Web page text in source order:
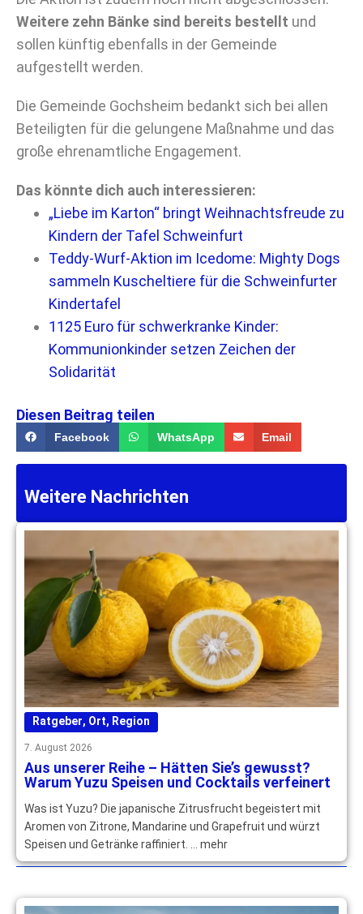
Weitere zehn Bänke sind bereits bestellt und
sollen künftig ebenfalls in der Gemeinde
aufgestellt werden.
Die Gemeinde Gochsheim bedankt sich bei allen
Beteiligten für die gelungene Maßnahme und das
große ehrenamtliche Engagement.
Das könnte dich auch interessieren:
„Liebe im Karton“ bringt Weihnachtsfreude zu
Kindern der Tafel Schweinfurt
Teddy-Wurf-Aktion im Icedome: Mighty Dogs
sammeln Kuscheltiere für die Schweinfurter
Kindertafel
1125 Euro für schwerkranke Kinder:
Kommunionkinder setzen Zeichen der
Solidarität
Diesen Beitrag teilen
Facebook WhatsApp Email
Weitere Nachrichten
Ratgeber, Ort, Region
7. August 2026
Aus unserer Reihe – Hätten Sie’s gewusst?
Warum Yuzu Speisen und Cocktails verfeinert
Was ist Yuzu? Die japanische Zitrusfrucht begeistert mit
Aromen von Zitrone, Mandarine und Grapefruit und würzt
Speisen und Getränke raffiniert. … mehr